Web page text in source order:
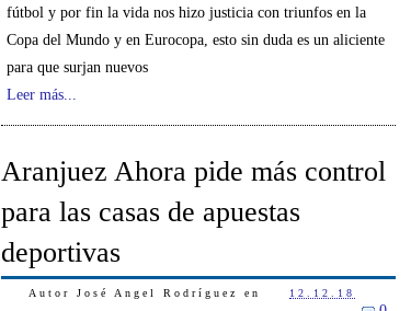
fútbol y por fin la vida nos hizo justicia con triunfos en la
Copa del Mundo y en Eurocopa, esto sin duda es un aliciente
para que surjan nuevos
Leer más...
Aranjuez Ahora pide más control
para las casas de apuestas
deportivas
Autor José Angel Rodríguez en 12.12.18